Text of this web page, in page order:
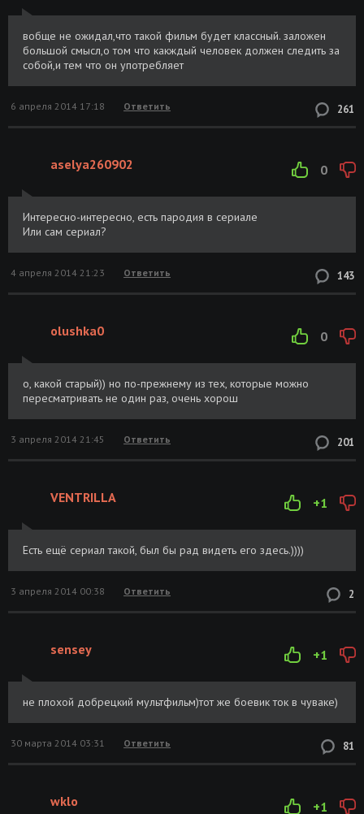
вобще не ожидал,что такой фильм будет классный. заложен
большой смысл,о том что какждый человек должен следить за
собой,и тем что он употребляет
261
6 апреля 2014 17:18 Ответить
0
aselya260902
Интересно-интересно, есть пародия в сериале
Или сам сериал?
143
4 апреля 2014 21:23 Ответить
0
olushka0
о, какой старый)) но по-прежнему из тех, которые можно
пересматривать не один раз, очень хорош
201
3 апреля 2014 21:45 Ответить
+1
VENTRILLA
Есть ещё сериал такой, был бы рад видеть его здесь.))))
2
3 апреля 2014 00:38 Ответить
+1
sensey
не плохой добрецкий мультфильм)тот же боевик ток в чуваке)
81
30 марта 2014 03:31 Ответить
+1
wklo